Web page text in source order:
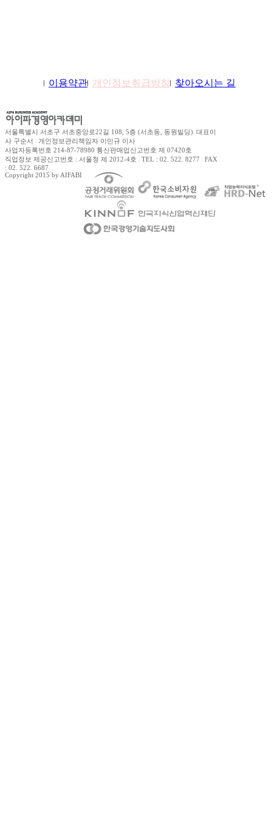
이용약관 개인정보취급방침 찾아오시는 길
서울특별시 서초구 서초중앙로22길 108, 5층 (서초동, 동원빌딩) 대표이
사 구순서
개인정보관리책임자 이민규 이사
사업자등록번호 214-87-78980 통신판매업신고번호 제 07420호
직업정보 제공신고번호 : 서울청 제 2012-4호
TEL : 02. 522. 8277
FAX
: 02. 522. 6687
Copyright 2015 by AIFABIZ Corporation All right reserved